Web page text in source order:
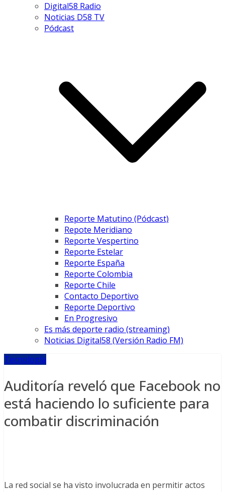
Digital58 Radio
Noticias D58 TV
Pódcast
Reporte Matutino (Pódcast)
Repote Meridiano
Reporte Vespertino
Reporte Estelar
Reporte España
Reporte Colombia
Reporte Chile
Contacto Deportivo
Reporte Deportivo
En Progresivo
Es más deporte radio (streaming)
Noticias Digital58 (Versión Radio FM)
Tecnología
Auditoría reveló que Facebook no
está haciendo lo suficiente para
combatir discriminación
La red social se ha visto involucrada en permitir actos